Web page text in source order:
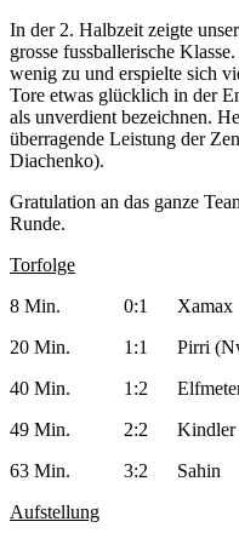
In der 2. Halbzeit zeigte
grosse fussballerische
wenig zu und erspielte sich
Tore etwas glücklich in der
als unverdient bezeichnen.
überragende Leistung der
Diachenko).
Gratulation an das ganze
Runde.
Torfolge
8 Min. 0:1 Xamax
20 Min. 1:1 Pirri
40 Min. 1:2 Elfmeter für
49 Min. 2:2 Kindler
63 Min. 3:2 Sahin
Aufstellung